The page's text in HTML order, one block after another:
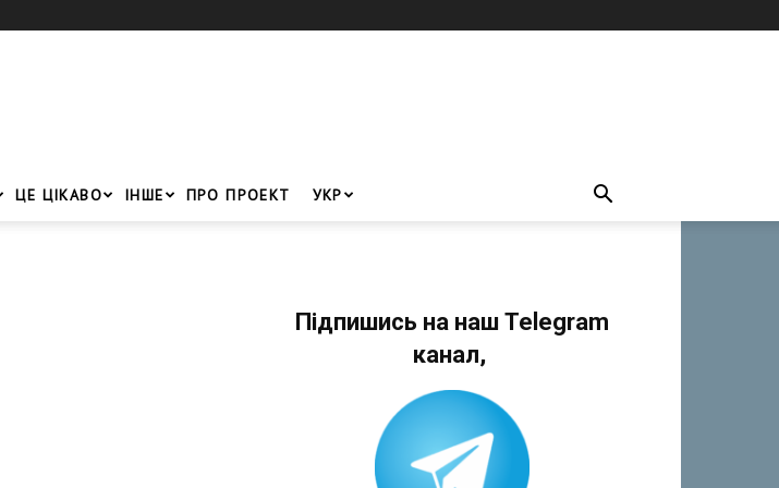
ЦЕ ЦІКАВО ІНШЕ ПРО ПРОЕКТ УКР
Підпишись на наш Telegram
канал,